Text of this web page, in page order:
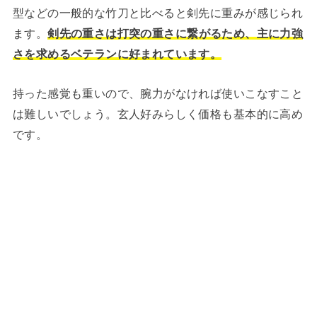
型などの一般的な竹刀と比べると剣先に重みが感じられ
ます。剣先の重さは打突の重さに繋がるため、主に力強
さを求めるベテランに好まれています。
持った感覚も重いので、腕力がなければ使いこなすこと
は難しいでしょう。玄人好みらしく価格も基本的に高め
です。